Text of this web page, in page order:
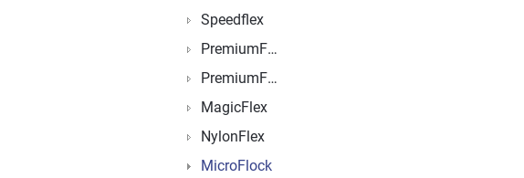
Speedflex
PremiumFlex
PremiumFlock
MagicFlex
NylonFlex
MicroFlock